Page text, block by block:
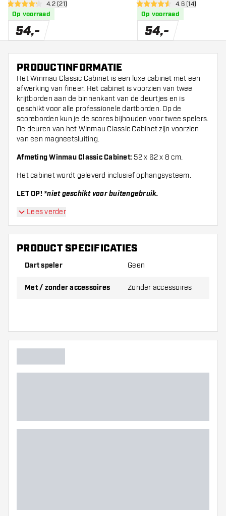
open reviews drawer
4.2 score sterren4.2 (21)
Op voorraad
54,-
open reviews
4.6 score sterren4.6 (14)
Op voorraad
54,-
PRODUCTINFORMATIE
Het Winmau Classic Cabinet is een luxe cabinet met een
afwerking van fineer. Het cabinet is voorzien van twee
krijtborden aan de binnenkant van de deurtjes en is
geschikt voor alle professionele dartborden. Op de
scoreborden kun je de scores bijhouden voor twee spelers.
De deuren van het Winmau Classic Cabinet zijn voorzien
van een magneetsluiting.
Afmeting Winmau Classic Cabinet: 52 x 62 x 8 cm.
Het cabinet wordt geleverd inclusief ophangsysteem.
LET OP! *niet geschikt voor buitengebruik.
Lees verder
PRODUCT SPECIFICATIES
Dart speler Geen
Met / zonder accessoires Zonder accessoires